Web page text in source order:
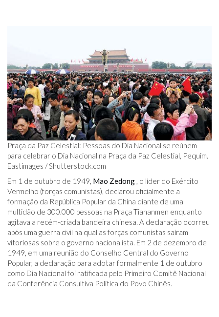
Praça da Paz Celestial: Pessoas do Dia Nacional se reúnem
para celebrar o Dia Nacional na Praça da Paz Celestial, Pequim.
Eastimages /Shutterstock.com
Em 1 de outubro de 1949, Mao Zedong , o líder do Exército
Vermelho (forças comunistas), declarou oficialmente a
formação da República Popular da China diante de uma
multidão de 300.000 pessoas na Praça Tiananmen enquanto
agitava a recém-criada bandeira chinesa. A declaração ocorreu
após uma guerra civil na qual as forças comunistas saíram
vitoriosas sobre o governo nacionalista. Em 2 de dezembro de
1949, em uma reunião do Conselho Central do Governo
Popular, a declaração para adotar formalmente 1 de outubro
como Dia Nacional foi ratificada pelo Primeiro Comitê Nacional
da Conferência Consultiva Política do Povo Chinês.